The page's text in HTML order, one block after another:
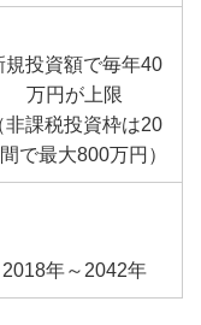
規投資額で毎年40
万円が上限
非課税投資枠は20
で最大800万円）
2018年～2042年